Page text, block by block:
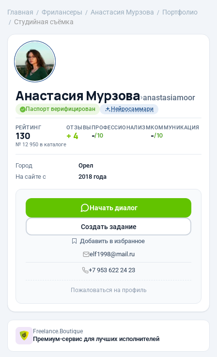
Главная Фрилансеры Анастасия Мурзова
Портфолио
Студийная съёмка
Анастасия Мурзова›anastasiamoor
Паспорт верифицирован Нейросаммари
РЕЙТИНГ
130
№ 12 950 в каталоге
ОТЗЫВЫ
4
ПРОФЕССИОНАЛИЗМ
-/10
КОММУНИКАЦИЯ
-/10
Город
Орел
На сайте с
2018 года
+7 953 622 24 23
Начать диалог
elf1998@mail.ru
Создать задание
Добавить в избранное
Пожаловаться на профиль
Freelance.Boutique
Премиум-сервис для лучших исполнителей